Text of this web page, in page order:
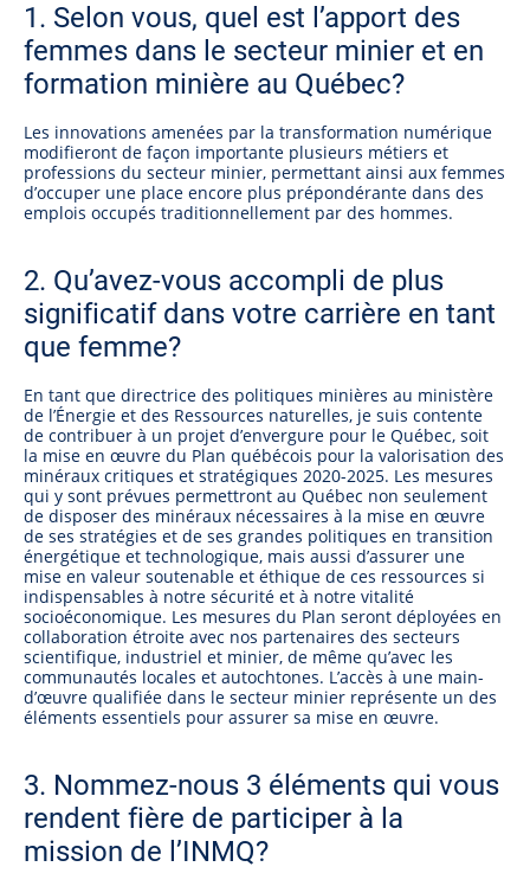
1. Selon vous, quel est l’apport des
femmes dans le secteur minier et en
formation minière au Québec?
Les innovations amenées par la transformation numérique
modifieront de façon importante plusieurs métiers et
professions du secteur minier, permettant ainsi aux femmes
d’occuper une place encore plus prépondérante dans des
emplois occupés traditionnellement par des hommes.
2. Qu’avez-vous accompli de plus
significatif dans votre carrière en tant
que femme?
En tant que directrice des politiques minières au ministère
de l’Énergie et des Ressources naturelles, je suis contente
de contribuer à un projet d’envergure pour le Québec, soit
la mise en œuvre du Plan québécois pour la valorisation des
minéraux critiques et stratégiques 2020-2025. Les mesures
qui y sont prévues permettront au Québec non seulement
de disposer des minéraux nécessaires à la mise en œuvre
de ses stratégies et de ses grandes politiques en transition
énergétique et technologique, mais aussi d’assurer une
mise en valeur soutenable et éthique de ces ressources si
indispensables à notre sécurité et à notre vitalité
socioéconomique. Les mesures du Plan seront déployées en
collaboration étroite avec nos partenaires des secteurs
scientifique, industriel et minier, de même qu’avec les
communautés locales et autochtones. L’accès à une main-
d’œuvre qualifiée dans le secteur minier représente un des
éléments essentiels pour assurer sa mise en œuvre.
3. Nommez-nous 3 éléments qui vous
rendent fière de participer à la
mission de l’INMQ?